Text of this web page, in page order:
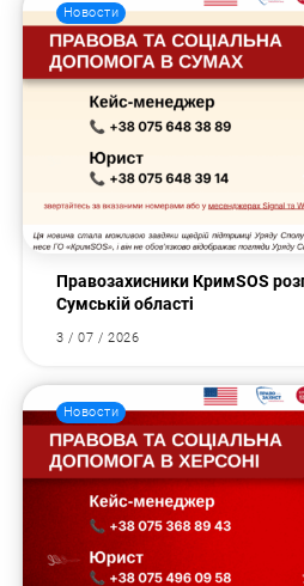
Новости
Правозахисники КримSOS
Сумській області
3 / 07 / 2026
Новости